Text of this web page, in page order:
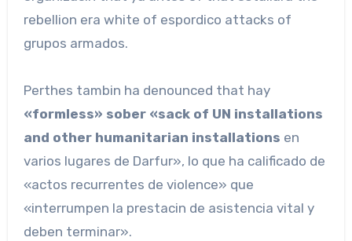
rebellion era white of espordico attacks of
grupos armados.
Perthes tambin ha denounced that hay
«formless» sober «sack of UN installations
and other humanitarian installations en
varios lugares de Darfur», lo que ha calificado de
«actos recurrentes de violence» que
«interrumpen la prestacin de asistencia vital y
deben terminar».